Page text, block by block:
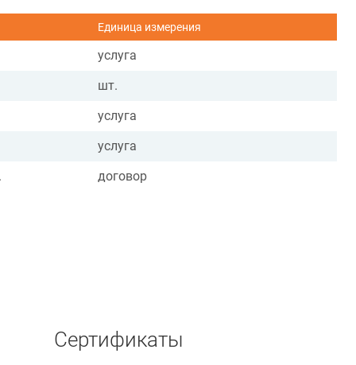
Единица измерения
услуга
шт.
услуга
услуга
договор
Сертификаты